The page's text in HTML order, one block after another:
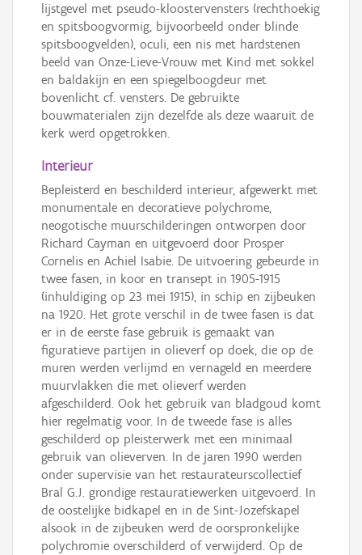
lijstgevel met pseudo-kloostervensters (rechthoekig
en spitsboogvormig, bijvoorbeeld onder blinde
spitsboogvelden), oculi, een nis met hardstenen
beeld van Onze-Lieve-Vrouw met Kind met sokkel
en baldakijn en een spiegelboogdeur met
bovenlicht cf. vensters. De gebruikte
bouwmaterialen zijn dezelfde als deze waaruit de
kerk werd opgetrokken.
Interieur
Bepleisterd en beschilderd interieur, afgewerkt met
monumentale en decoratieve polychrome,
neogotische muurschilderingen ontworpen door
Richard Cayman en uitgevoerd door Prosper
Cornelis en Achiel Isabie. De uitvoering gebeurde in
twee fasen, in koor en transept in 1905-1915
(inhuldiging op 23 mei 1915), in schip en zijbeuken
na 1920. Het grote verschil in de twee fasen is dat
er in de eerste fase gebruik is gemaakt van
figuratieve partijen in olieverf op doek, die op de
muren werden verlijmd en vernageld en meerdere
muurvlakken die met olieverf werden
afgeschilderd. Ook het gebruik van bladgoud komt
hier regelmatig voor. In de tweede fase is alles
geschilderd op pleisterwerk met een minimaal
gebruik van olieverven. In de jaren 1990 werden
onder supervisie van het restaurateurscollectief
Bral G.J. grondige restauratiewerken uitgevoerd. In
de oostelijke bidkapel en in de Sint-Jozefskapel
alsook in de zijbeuken werd de oorspronkelijke
polychromie overschilderd of verwijderd. Op de